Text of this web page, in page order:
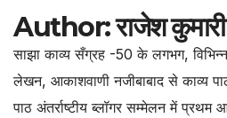
Author:राजेश
साझा काव्य सँग्रह -50 के लगभग,
लेखन, आकाशवाणी नजीबाबाद से काव्य
पाठ अंतर्राष्टीय ब्लॉगर सम्मेलन में